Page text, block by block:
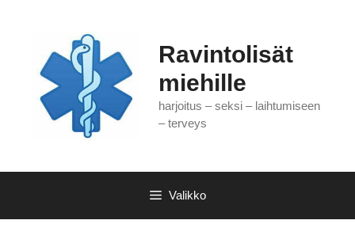
Ravintolisät
miehille
harjoitus – seksi – laihtumiseen
– terveys
Valikko